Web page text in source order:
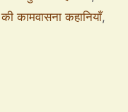
कहानियाँ,